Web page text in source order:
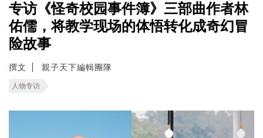
专访《怪奇校园事件簿》三部曲作者林
佑儒，将教学现场的体悟转化成奇幻冒
险故事
撰文 親子天下編輯團隊
人物专访